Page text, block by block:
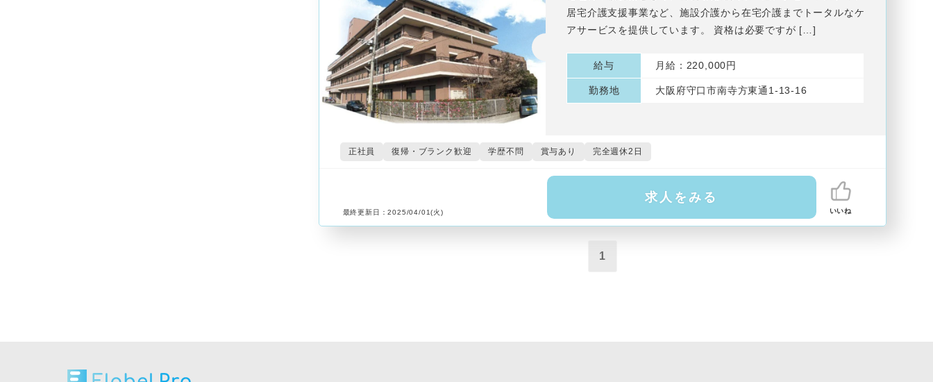
正社員 復帰・ブランク歓迎 学歴不問 賞与あり 完全週休2日
居宅介護支援事業など、施設介護から在宅介護までトータルなケ
アサービスを提供しています。 資格は必要ですが […]
給与 月給：220,000円
勤務地 大阪府守口市南寺方東通1-13-16
最終更新日：2025/04/01(火)
求人をみる
いいね
1